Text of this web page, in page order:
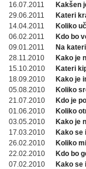
16.07.2011
Kakšen
29.06.2011
Kateri
14.04.2011
Koliko
06.02.2011
Kdo bo
09.01.2011
Na
28.11.2010
Kako je
15.10.2010
Kateri
18.09.2010
Kako je
05.08.2010
Koliko
21.07.2010
Kdo je
01.06.2010
Koliko
03.05.2010
Kako je
17.03.2010
Kako se
26.02.2010
Koliko
22.02.2010
Kdo bo
07.02.2010
Kako se